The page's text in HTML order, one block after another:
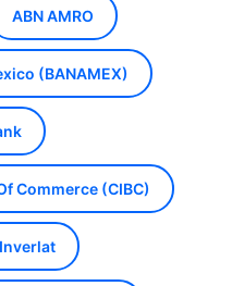
ABN AMRO
(BANAMEX)
Commerce (CIBC)